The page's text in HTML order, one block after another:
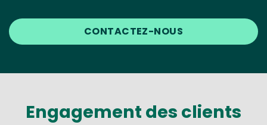
CONTACTEZ-NOUS
Engagement des clients